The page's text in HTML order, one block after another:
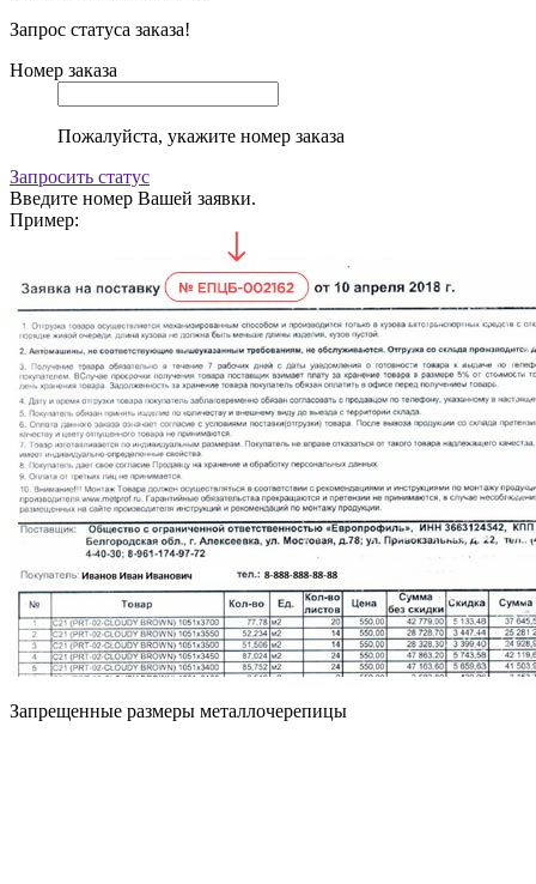
Запрос статуса заказа!
Номер заказа
Пожалуйста, укажите номер заказа
Запросить статус
Введите номер Вашей заявки.
Пример:
Запрещенные размеры металлочерепицы